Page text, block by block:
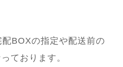
BOXの指定や配送前の
ております。